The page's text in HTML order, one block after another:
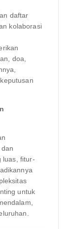
daftar
kolaborasi
doa,
luas, fitur-
untuk